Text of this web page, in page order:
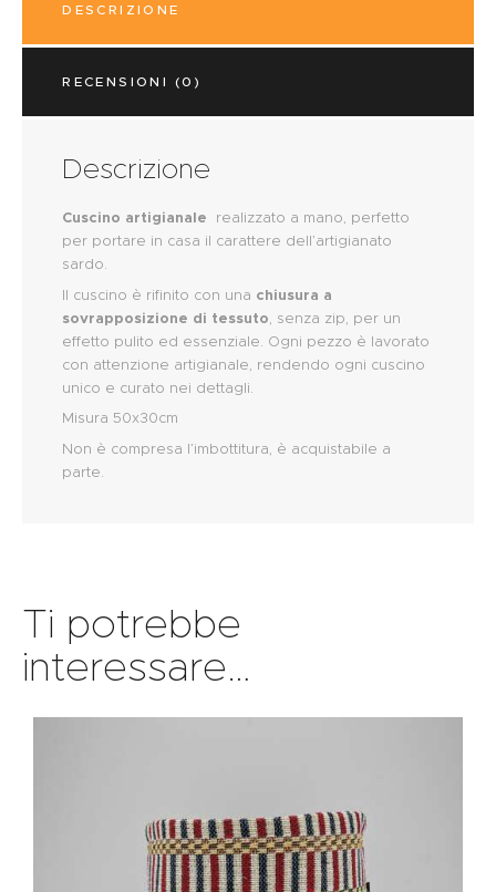
DESCRIZIONE
RECENSIONI (0)
Descrizione
Cuscino artigianale realizzato a mano, perfetto
per portare in casa il carattere dell’artigianato
sardo.
Il cuscino è rifinito con una chiusura a
sovrapposizione di tessuto, senza zip, per un
effetto pulito ed essenziale. Ogni pezzo è lavorato
con attenzione artigianale, rendendo ogni cuscino
unico e curato nei dettagli.
Misura 50x30cm
Non è compresa l’imbottitura, è acquistabile a
parte.
Ti potrebbe
interessare…